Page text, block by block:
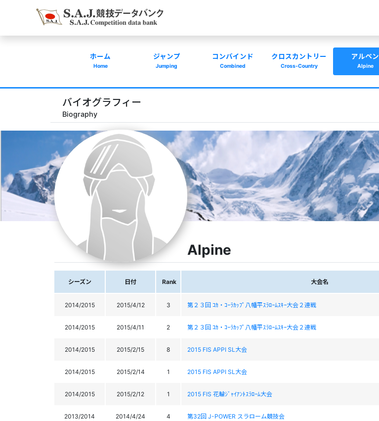
ホーム
Home
ジャンプ
Jumping
コンバインド
Combined
クロスカントリー
Cross-Country
アルペン
Alpine
バイオグラフィー
Biography
Alpine
シーズン 日付 Rank 大会名
2014/2015 2015/4/12 3 第２３回 ｺｶ・ｺｰﾗｶｯﾌﾟ八幡平ｽﾗﾛｰﾑｽｷｰ大会２連戦
2014/2015 2015/4/11 2 第２３回 ｺｶ・ｺｰﾗｶｯﾌﾟ八幡平ｽﾗﾛｰﾑｽｷｰ大会２連戦
2014/2015 2015/2/15 8 2015 FIS APPI SL大会
2014/2015 2015/2/14 1 2015 FIS APPI SL大会
2014/2015 2015/2/12 1 2015 FIS 花輪ｼﾞｬｲｱﾝﾄｽﾗﾛｰﾑ大会
2013/2014 2014/4/24 4 第32回 J-POWER スラローム競技会